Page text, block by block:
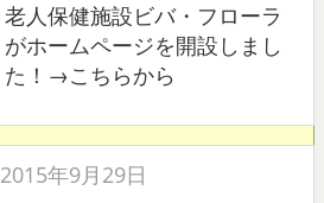
老人保健施設ビバ・フローラ
がホームページを開設しまし
た！→こちらから
2015年9月29日